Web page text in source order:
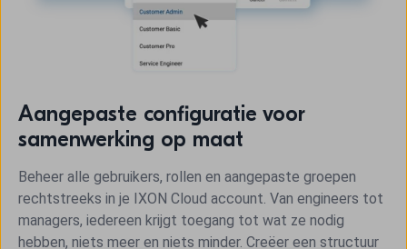
Aangepaste configuratie voor
samenwerking op maat
Beheer alle gebruikers, rollen en aangepaste groepen
rechtstreeks in je IXON Cloud account. Van engineers tot
managers, iedereen krijgt toegang tot wat ze nodig
hebben, niets meer en niets minder. Creëer een structuur